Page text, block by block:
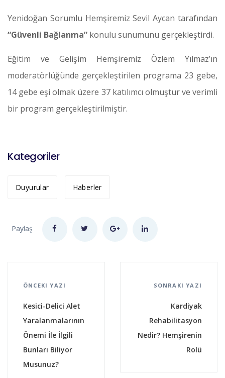
Yenidoğan Sorumlu Hemşiremiz Sevil Aycan tarafından
“Güvenli Bağlanma” konulu sunumunu gerçekleştirdi.
Eğitim ve Gelişim Hemşiremiz Özlem Yılmaz’ın
moderatörlüğünde gerçekleştirilen programa 23 gebe,
14 gebe eşi olmak üzere 37 katılımcı olmuştur ve verimli
bir program gerçekleştirilmiştir.
Kategoriler
Duyurular Haberler
Paylaş
ÖNCEKI YAZI
Kesici-Delici Alet
Yaralanmalarının
Önemi İle İlgili
Bunları Biliyor
Musunuz?
SONRAKI YAZI
Kardiyak
Rehabilitasyon
Nedir? Hemşirenin
Rolü